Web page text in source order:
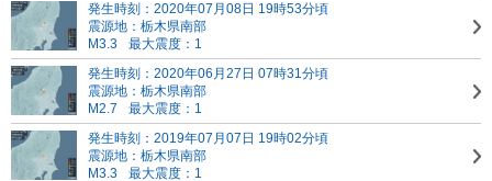
発生時刻：2020年07月08日 19時53分頃
震源地：栃木県南部
M3.3
最大震度：1
発生時刻：2020年06月27日 07時31分頃
震源地：栃木県南部
M2.7
最大震度：1
発生時刻：2019年07月07日 19時02分頃
震源地：栃木県南部
M3.3
最大震度：1